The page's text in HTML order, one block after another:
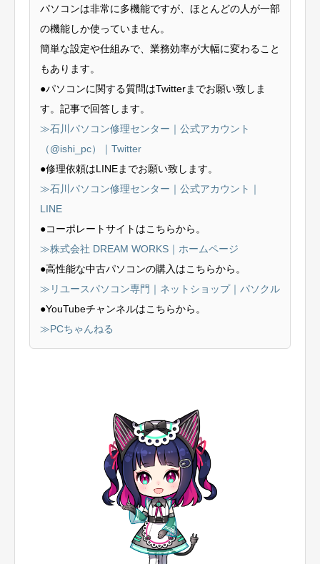
パソコンは非常に多機能ですが、ほとんどの人が一部
の機能しか使っていません。
簡単な設定や仕組みで、業務効率が大幅に変わること
もあります。
●パソコンに関する質問はTwitterまでお願い致しま
す。記事で回答します。
≫石川パソコン修理センター｜公式アカウント
（@ishi_pc）｜Twitter
●修理依頼はLINEまでお願い致します。
≫石川パソコン修理センター｜公式アカウント｜
LINE
●コーポレートサイトはこちらから。
≫株式会社 DREAM WORKS｜ホームページ
●高性能な中古パソコンの購入はこちらから。
≫リユースパソコン専門｜ネットショップ｜パソクル
●YouTubeチャンネルはこちらから。
≫PCちゃんねる